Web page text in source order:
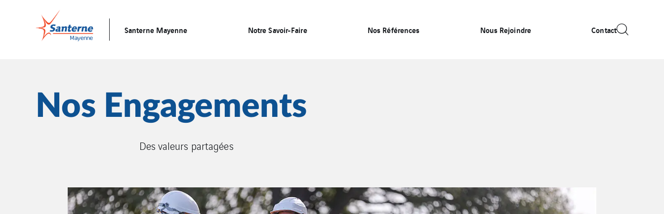
Santerne Mayenne Notre Savoir-Faire Nos Références Nous Rejoindre Contact
Nos Engagements
Des valeurs partagées